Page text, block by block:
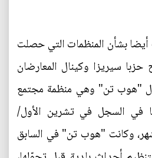
بشأن المنظمات التي حصلت
سيريزا وكينال المعارضان
حول "هوب تن" وهي منظمة مجتمع
في السجل في تشرين الأول/
أقل من شهر، وكانت "هوب تن" في السابق